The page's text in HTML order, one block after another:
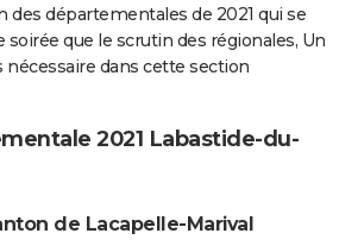
des départementales de 2021 qui se
que le scrutin des régionales, Un
dans cette section
2021 Labastide-du-
de Lacapelle-Marival